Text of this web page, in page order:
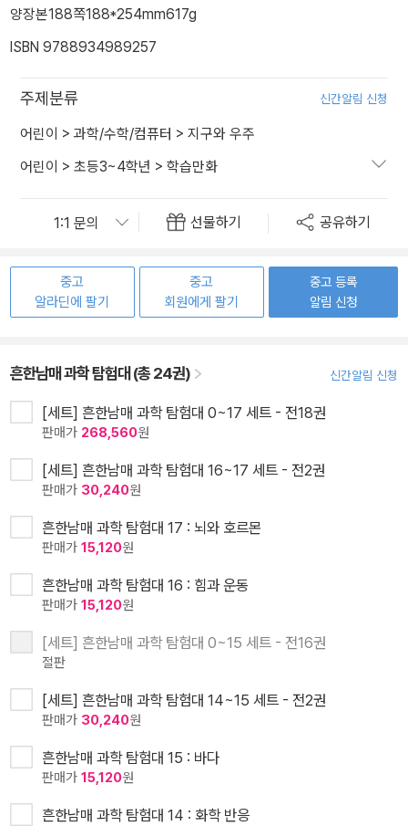
양장본188쪽188*254mm617g
ISBN 9788934989257
주제분류 신간알림 신청
어린이 > 과학/수학/컴퓨터 > 지구와 우주
어린이 > 초등3~4학년 > 학습만화
선물하기 공유하기
중고
알라딘에 팔기
중고
회원에게 팔기
중고 등록
알림 신청
흔한남매 과학 탐험대 (총 24권) 신간알림 신청
[세트] 흔한남매 과학 탐험대 0~17 세트 - 전18권
판매가 268,560원
[세트] 흔한남매 과학 탐험대 16~17 세트 - 전2권
판매가 30,240원
흔한남매 과학 탐험대 17 : 뇌와 호르몬
판매가 15,120원
흔한남매 과학 탐험대 16 : 힘과 운동
판매가 15,120원
[세트] 흔한남매 과학 탐험대 0~15 세트 - 전16권
절판
[세트] 흔한남매 과학 탐험대 14~15 세트 - 전2권
판매가 30,240원
흔한남매 과학 탐험대 15 : 바다
판매가 15,120원
흔한남매 과학 탐험대 14 : 화학 반응